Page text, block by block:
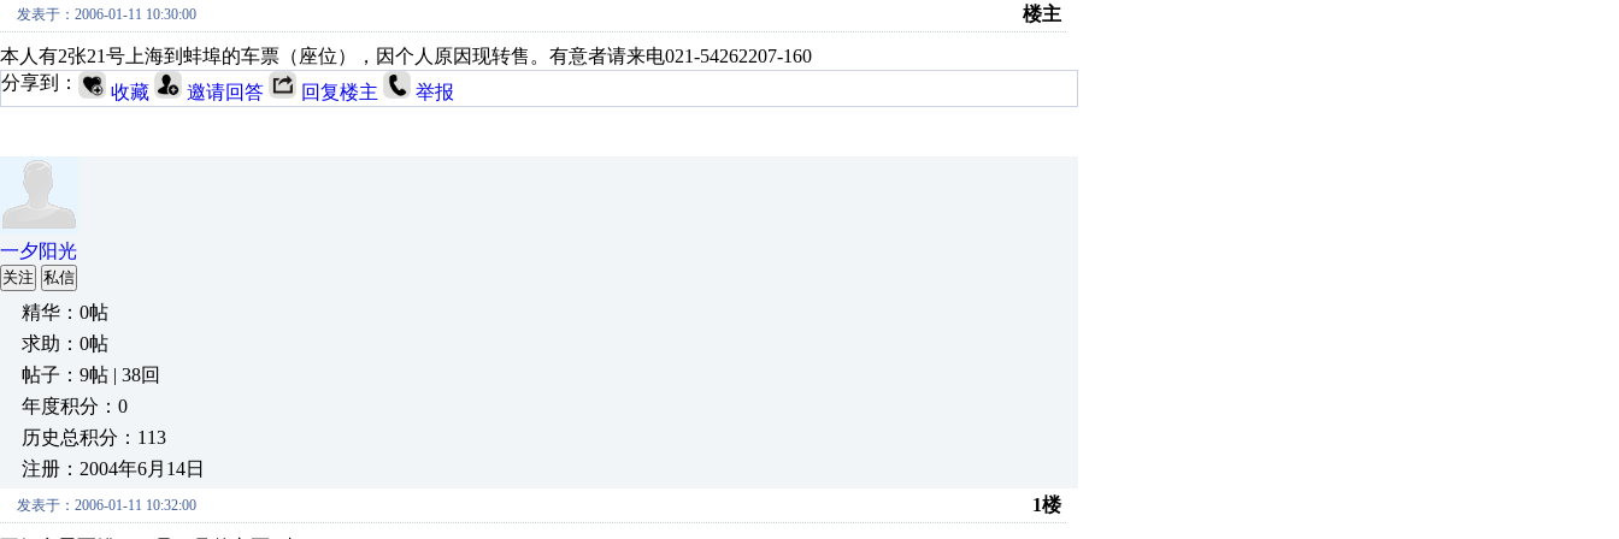
发表于：2006-01-11 10:30:00 楼主
本人有2张21号上海到蚌埠的车票（座位），因个人原因现转售。有意者请来电021-54262207-160
分享到：
收藏 邀请回答 回复楼主 举报
一夕阳光
关注 私信
精华：0帖
求助：0帖
帖子：9帖 | 38回
年度积分：0
历史总积分：113
注册：2004年6月14日
发表于：2006-01-11 10:32:00 1楼